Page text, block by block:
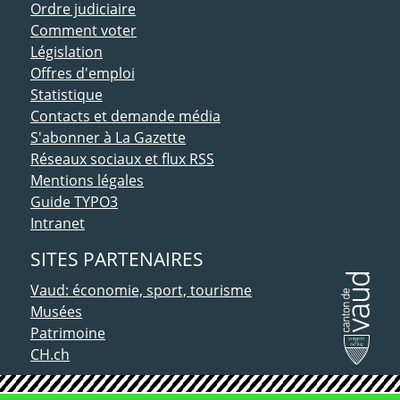
Ordre judiciaire
Comment voter
Législation
Offres d'emploi
Statistique
Contacts et demande média
S'abonner à La Gazette
Réseaux sociaux et flux RSS
Mentions légales
Guide TYPO3
Intranet
SITES PARTENAIRES
Vaud: économie, sport, tourisme
Musées
Patrimoine
CH.ch